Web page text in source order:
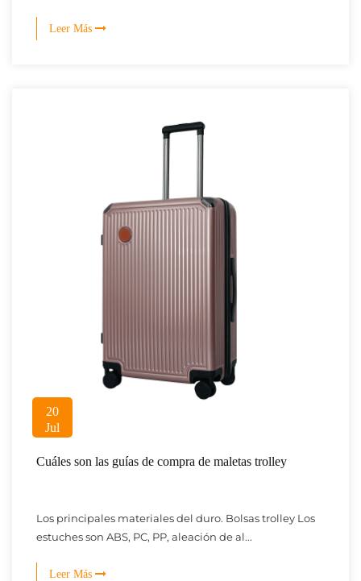
Leer Más
20
Jul
Cuáles son las guías de compra de maletas trolley
Los principales materiales del duro. Bolsas trolley Los
estuches son ABS, PC, PP, aleación de al...
Leer Más